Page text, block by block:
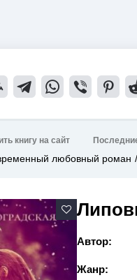
книгу на сайт
любовный роман
Автор:
Жанр: